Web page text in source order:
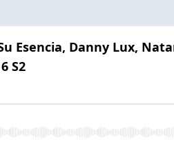
Esencia, Danny Lux,
S2